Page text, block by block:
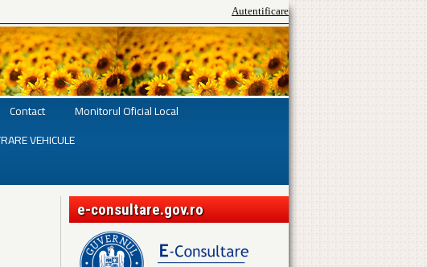
Autentificare
Contact
Monitorul Oficial Local
VEHICULE
e-consultare.gov.ro